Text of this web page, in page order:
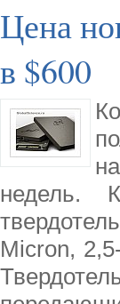
Цена
в $600
недель.
Micron,